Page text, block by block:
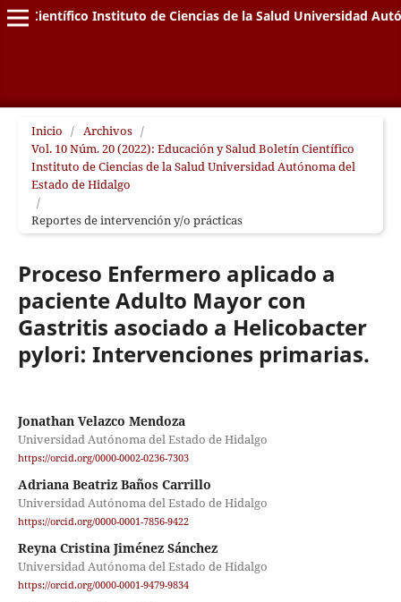
Científico Instituto de Ciencias de la Salud Universidad
Inicio / Archivos /
Vol. 10 Núm. 20 (2022): Educación y Salud Boletín Científico
Instituto de Ciencias de la Salud Universidad Autónoma del
Estado de Hidalgo
/
Reportes de intervención y/o prácticas
Proceso Enfermero aplicado a
paciente Adulto Mayor con
Gastritis asociado a Helicobacter
pylori: Intervenciones primarias.
Jonathan Velazco Mendoza
Universidad Autónoma del Estado de Hidalgo
https://orcid.org/0000-0002-0236-7303
Adriana Beatriz Baños Carrillo
Universidad Autónoma del Estado de Hidalgo
https://orcid.org/0000-0001-7856-9422
Reyna Cristina Jiménez Sánchez
Universidad Autónoma del Estado de Hidalgo
https://orcid.org/0000-0001-9479-9834